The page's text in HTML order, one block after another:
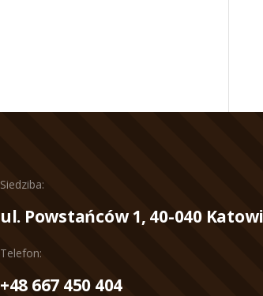
Siedziba:
ul. Powstańców 1, 40-040
Telefon:
+48 667 450 404